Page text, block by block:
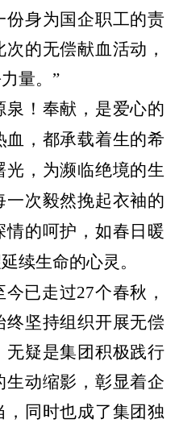
份身为国企职工的责
的无偿献血活动，
量。”
泉！奉献，是爱心的
血，都承载着生的希
，为濒临绝境的生
次毅然挽起衣袖的
的呵护，如春日暖
续生命的心灵。
已走过27个春秋，
终坚持组织开展无偿
无疑是集团积极践行
动缩影，彰显着企
，同时也成了集团独